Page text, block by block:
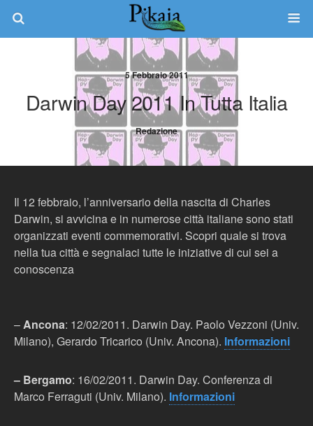
5 Febbraio 2011
Darwin Day 2011 In Tutta Italia
Redazione
Il 12 febbraio, l’anniversario della nascita di Charles
Darwin, si avvicina e in numerose città italiane sono stati
organizzati eventi commemorativi. Scopri quale si trova
nella tua città e segnalaci tutte le iniziative di cui sei a
conoscenza
–Ancona: 12/02/2011. Darwin Day. Paolo Vezzoni (Univ.
Milano), Gerardo Tricarico (Univ. Ancona). Informazioni
– Bergamo: 16/02/2011. Darwin Day. Conferenza di
Marco Ferraguti (Univ. Milano). Informazioni